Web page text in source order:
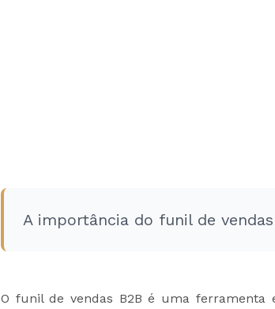
A importância do funil de
O funil de vendas B2B é uma ferramenta